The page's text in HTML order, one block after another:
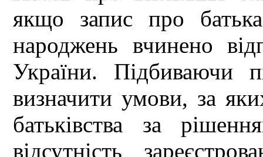
якщо запис про
народжень вчинено
України. Підбиваючи
визначити умови, за
батьківства за
відсутність